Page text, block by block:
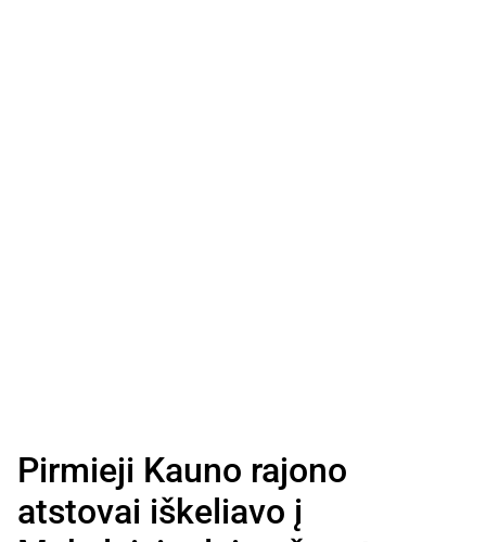
Pirmieji Kauno rajono
atstovai iškeliavo į